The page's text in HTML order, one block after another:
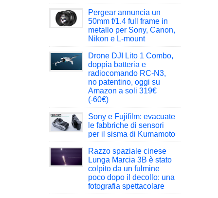
Pergear annuncia un
50mm f/1.4 full frame in
metallo per Sony, Canon,
Nikon e L-mount
Drone DJI Lito 1 Combo,
doppia batteria e
radiocomando RC-N3,
no patentino, oggi su
Amazon a soli 319€
(-60€)
Sony e Fujifilm: evacuate
le fabbriche di sensori
per il sisma di Kumamoto
Razzo spaziale cinese
Lunga Marcia 3B è stato
colpito da un fulmine
poco dopo il decollo: una
fotografia spettacolare